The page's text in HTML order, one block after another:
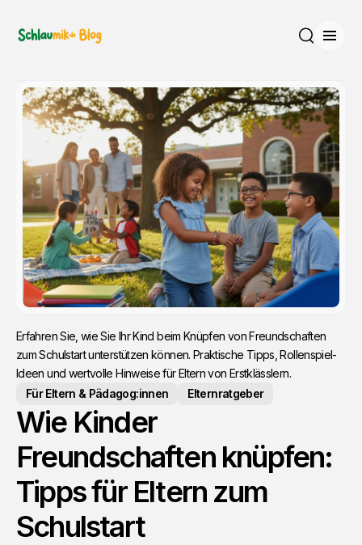
Erfahren Sie, wie Sie Ihr Kind beim Knüpfen von Freundschaften
zum Schulstart unterstützen können. Praktische Tipps, Rollenspiel-
Ideen und wertvolle Hinweise für Eltern von Erstklässlern.
Für Eltern & Pädagog:innen
Elternratgeber
Wie Kinder
Freundschaften knüpfen:
Tipps für Eltern zum
Schulstart